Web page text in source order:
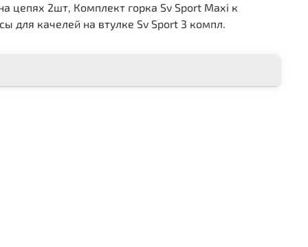
цепях 2шт, Комплект горка Sv Sport Махi к
для качелей на втулке Sv Sport 3 компл.